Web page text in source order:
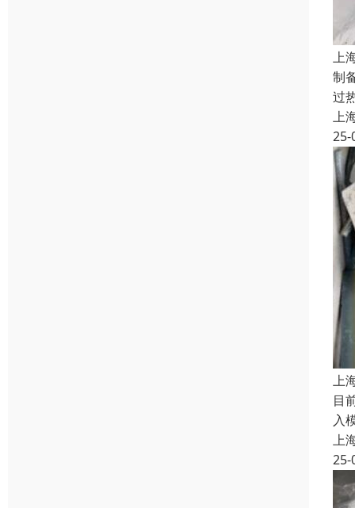
上
制
过
上
25-
上
目
入
上
25-